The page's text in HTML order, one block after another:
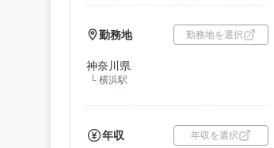
勤務地 勤務地を選択
神奈川県
└ 横浜駅
年収 年収を選択